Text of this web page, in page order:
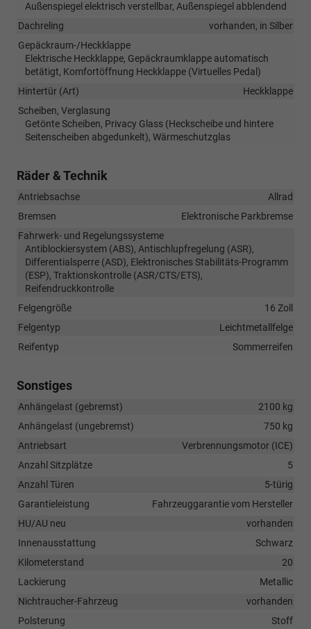
Außenspiegel elektrisch verstellbar, Außenspiegel abblendend
Dachreling
vorhanden, in Silber
Gepäckraum-/Heckklappe
Elektrische Heckklappe, Gepäckraumklappe automatisch
betätigt, Komfortöffnung Heckklappe (Virtuelles Pedal)
Hintertür (Art)
Heckklappe
Scheiben, Verglasung
Getönte Scheiben, Privacy Glass (Heckscheibe und hintere
Seitenscheiben abgedunkelt), Wärmeschutzglas
Räder & Technik
Antriebsachse
Allrad
Bremsen
Elektronische Parkbremse
Fahrwerk- und Regelungssysteme
Antiblockiersystem (ABS), Antischlupfregelung (ASR),
Differentialsperre (ASD), Elektronisches Stabilitäts-Programm
(ESP), Traktionskontrolle (ASR/CTS/ETS),
Reifendruckkontrolle
Felgengröße
16 Zoll
Felgentyp
Leichtmetallfelge
Reifentyp
Sommerreifen
Sonstiges
Anhängelast (gebremst)
2100 kg
Anhängelast (ungebremst)
750 kg
Antriebsart
Verbrennungsmotor (ICE)
Anzahl Sitzplätze
5
Anzahl Türen
5-türig
Garantieleistung
Fahrzeuggarantie vom Hersteller
HU/AU neu
vorhanden
Innenausstattung
Schwarz
Kilometerstand
20
Lackierung
Metallic
Nichtraucher-Fahrzeug
vorhanden
Polsterung
Stoff